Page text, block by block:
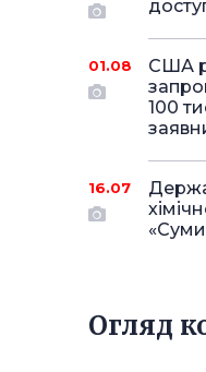
01.08
США
100
16.07
Огляд